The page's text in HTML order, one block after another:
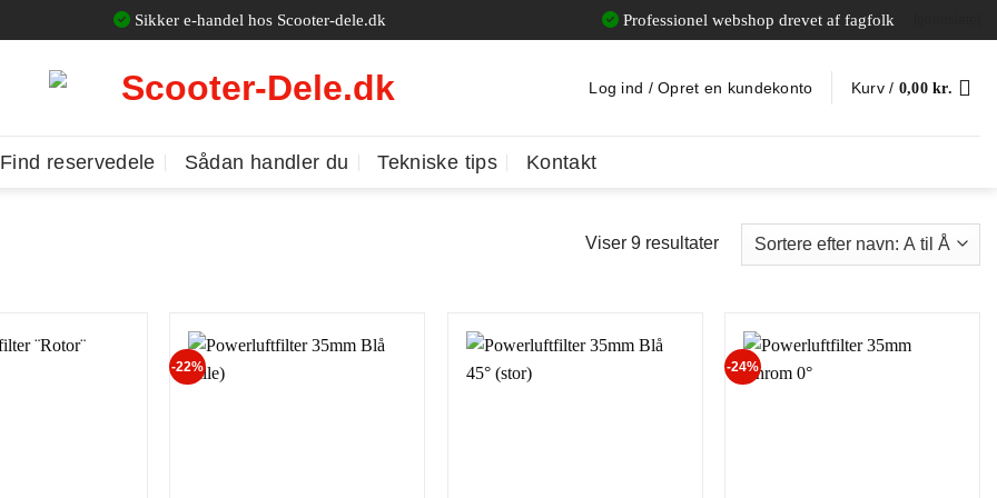
Sikker e-handel hos Scooter-dele.dk Professionel webshop drevet af fagfolk
Log ind / Opret en kundekonto Kurv / 0,00kr.
Find reservedele Sådan handler du Tekniske tips Kontakt
Viser 9 resultater
-22% -24%